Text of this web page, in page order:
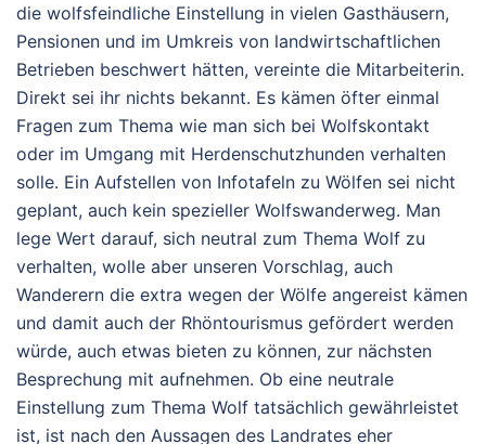
die wolfsfeindliche Einstellung in vielen Gasthäusern,
Pensionen und im Umkreis von landwirtschaftlichen
Betrieben beschwert hätten, vereinte die Mitarbeiterin.
Direkt sei ihr nichts bekannt. Es kämen öfter einmal
Fragen zum Thema wie man sich bei Wolfskontakt
oder im Umgang mit Herdenschutzhunden verhalten
solle. Ein Aufstellen von Infotafeln zu Wölfen sei nicht
geplant, auch kein spezieller Wolfswanderweg. Man
lege Wert darauf, sich neutral zum Thema Wolf zu
verhalten, wolle aber unseren Vorschlag, auch
Wanderern die extra wegen der Wölfe angereist kämen
und damit auch der Rhöntourismus gefördert werden
würde, auch etwas bieten zu können, zur nächsten
Besprechung mit aufnehmen. Ob eine neutrale
Einstellung zum Thema Wolf tatsächlich gewährleistet
ist, ist nach den Aussagen des Landrates eher